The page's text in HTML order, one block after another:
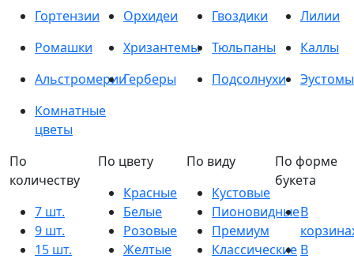
Гортензии
Орхидеи Гвоздики
Лилии
Ромашки
Хризантемы Тюльпаны
Каллы
АльстромерииГерберы Подсолнухи
Эустомы
Комнатные
цветы
По
количеству
7 шт.
9 шт.
15 шт.
По цвету
Красные
Белые
Розовые
Желтые
По виду
Кустовые
Пионовидные
Премиум
Классические
По форме
букета
В
В